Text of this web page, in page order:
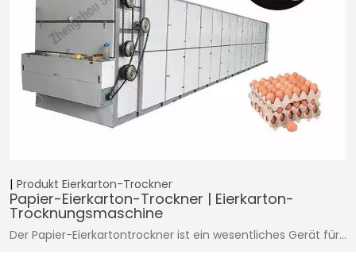
Produkt Eierkarton-Trockner
Papier-Eierkarton-Trockner | Eierkarton-
Trocknungsmaschine
Der Papier-Eierkartontrockner ist ein wesentliches Gerät für…